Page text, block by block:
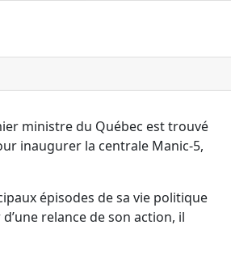
ministre du Québec est trouvé
inaugurer la centrale Manic-5,
épisodes de sa vie politique
relance de son action, il